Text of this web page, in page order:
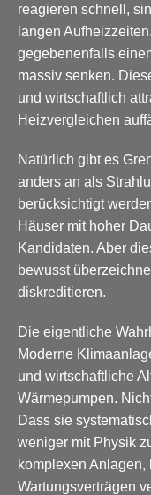
reagieren schnell,
langen
gegebenenfalls
massiv senken.
und wirtschaftlich
Heizvergleichen
Natürlich gibt es
anders an als
berücksichtigt
Häuser mit hoher
Kandidaten. Aber
bewusst
diskreditieren.
Die eigentliche
Moderne
und wirtschaftliche
Wärmepumpen.
Dass sie
weniger mit Physik
komplexen
Wartungsverträgen